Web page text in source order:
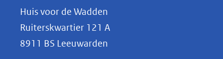
(verwijst
naar
een
Huis voor de Wadden
Ruiterskwartier 121 A
8911 BS Leeuwarden